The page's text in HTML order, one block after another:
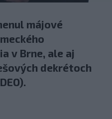
májové
v Brne, ale aj
dekrétoch